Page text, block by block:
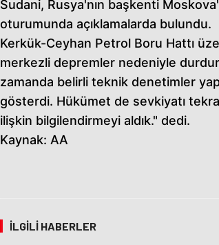
Sudani, Rusya'nın başkenti
oturumunda açıklamalarda bulundu.
Kerkük-Ceyhan Petrol Boru Hattı
merkezli depremler nedeniyle
zamanda belirli teknik denetimler
gösterdi. Hükümet de sevkiyatı
ilişkin bilgilendirmeyi aldık." dedi.
Kaynak: AA
İLGILI HABERLER